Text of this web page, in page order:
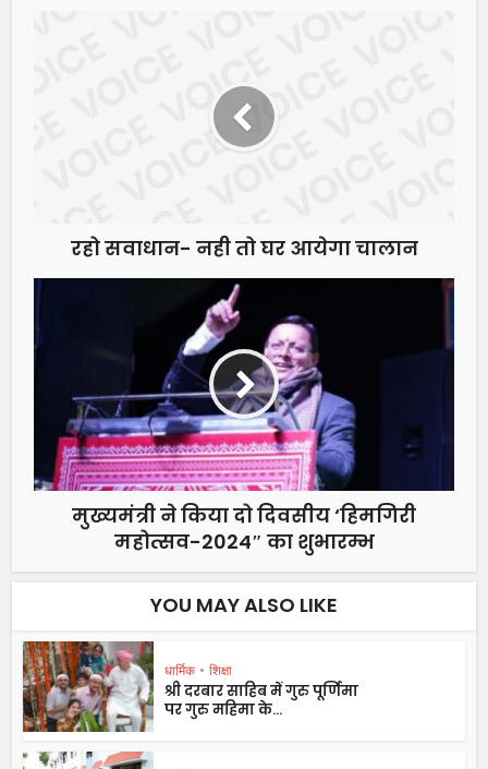
रहो सवाधान- नही तो घर आयेगा चालान
मुख्यमंत्री ने किया दो दिवसीय ‘हिमगिरी
महोत्सव-2024″ का शुभारम्भ
YOU MAY ALSO LIKE
धार्मिक • शिक्षा
श्री दरबार साहिब में गुरु पूर्णिमा
पर गुरु महिमा के...